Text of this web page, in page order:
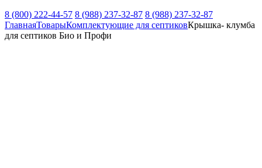
8 (800) 222-44-57 8 (988) 237-32-87 8 (988) 237-32-87
ГлавнаяТоварыКомплектующие для септиковКрышка- клумба
для септиков Био и Профи